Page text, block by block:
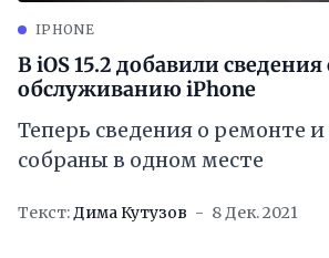
IPHONE
В iOS 15.2 добавили
обслуживанию iPhone
Теперь сведения о ремонте
собраны в одном месте
Текст:Дима Кутузов 8 Дек. 2021